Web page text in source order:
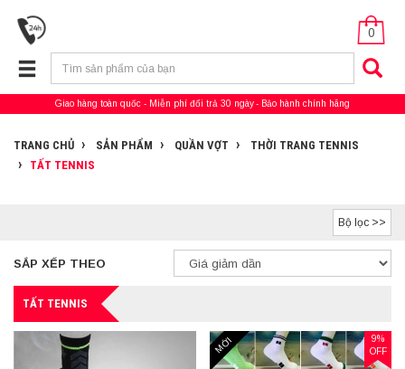
0
Giao hàng toàn quốc Miễn phí đổi trả 30 ngày Bảo hành chính hãng
TRANG CHỦ SẢN PHẨM QUẦN VỢT
THỜI TRANG TENNIS
TẤT TENNIS
Bộ lọc >>
SẮP XẾP THEO
TẤT TENNIS
MỚI
9%
OFF